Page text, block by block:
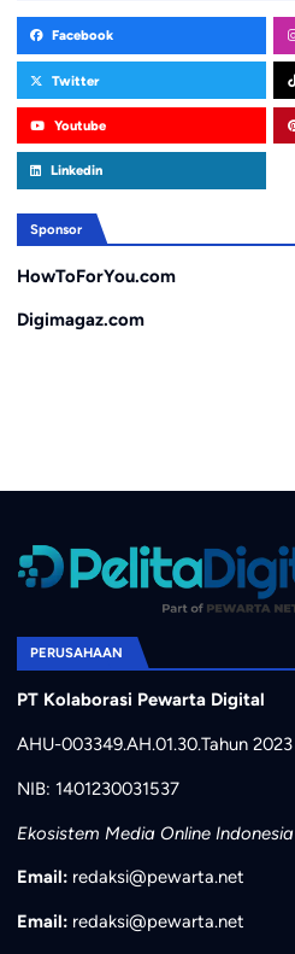
Facebook
Twitter
Youtube
Linkedin
Sponsor
HowToForYou.com
Digimagaz.com
PERUSAHAAN
PT Kolaborasi Pewarta Digital
AHU-003349.AH.01.30.Tahun 2023
NIB: 1401230031537
Ekosistem Media Online Indonesia
Email: redaksi@pewarta.net
Email: redaksi@pewarta.net